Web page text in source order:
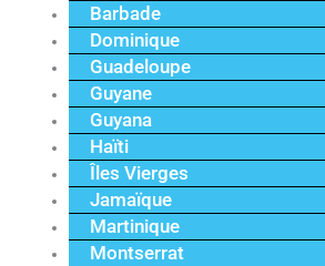
Barbade
Dominique
Guadeloupe
Guyane
Guyana
Haïti
Îles Vierges
Jamaïque
Martinique
Montserrat